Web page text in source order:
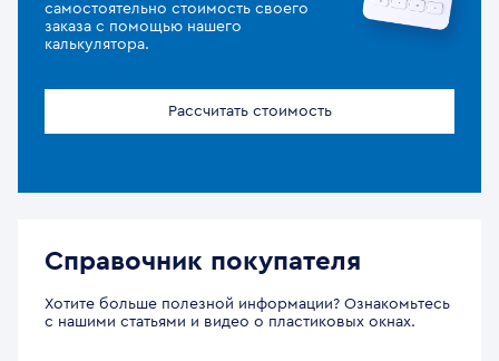
самостоятельно стоимость своего
заказа с помощью нашего
калькулятора.
Рассчитать стоимость
Справочник покупателя
Хотите больше полезной информации? Ознакомьтесь
с нашими статьями и видео о пластиковых окнах.